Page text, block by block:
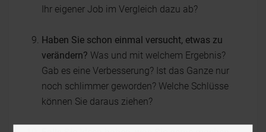
Ihr eigener Job im Vergleich dazu ab?
Haben Sie schon einmal versucht, etwas zu
verändern? Was und mit welchem Ergebnis?
Gab es eine Verbesserung? Ist das Ganze nur
noch schlimmer geworden? Welche Schlüsse
können Sie daraus ziehen?